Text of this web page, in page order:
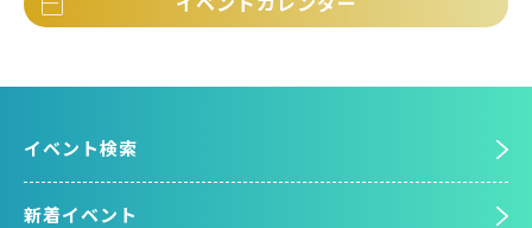
イベントカレンダー
イベント検索
新着イベント